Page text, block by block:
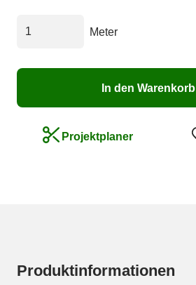
Meter
In den Warenkorb
Projektplaner
Produktinformationen